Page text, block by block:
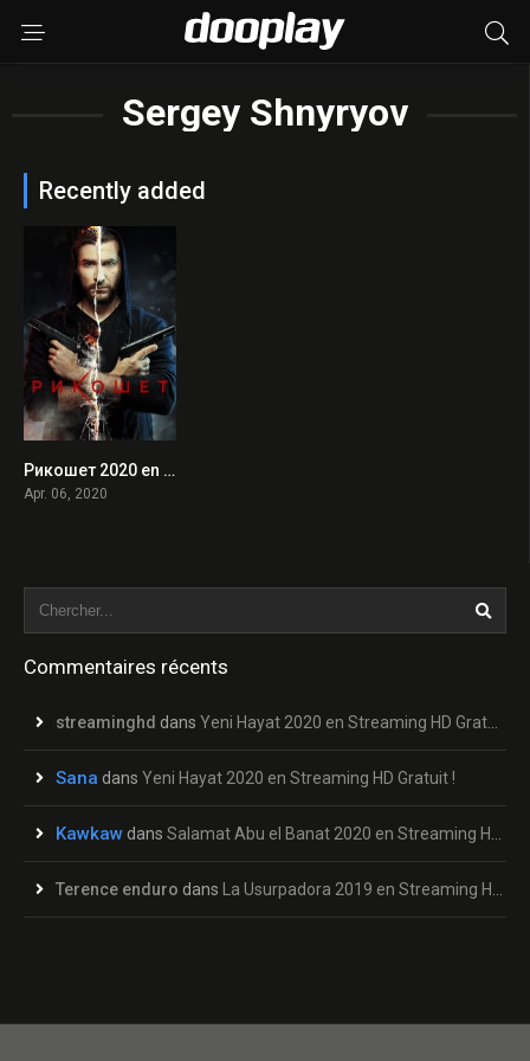
Sergey Shnyryov
Recently added
0Рикошет 2020 en Streaming HD Gratuit !
Apr. 06, 2020
Commentaires récents
streaminghd dans Yeni Hayat 2020 en Streaming HD Gratuit !
Sana dans Yeni Hayat 2020 en Streaming HD Gratuit !
Kawkaw dans Salamat Abu el Banat 2020 en Streaming HD Gratuit !
Terence enduro dans La Usurpadora 2019 en Streaming HD Gratuit !